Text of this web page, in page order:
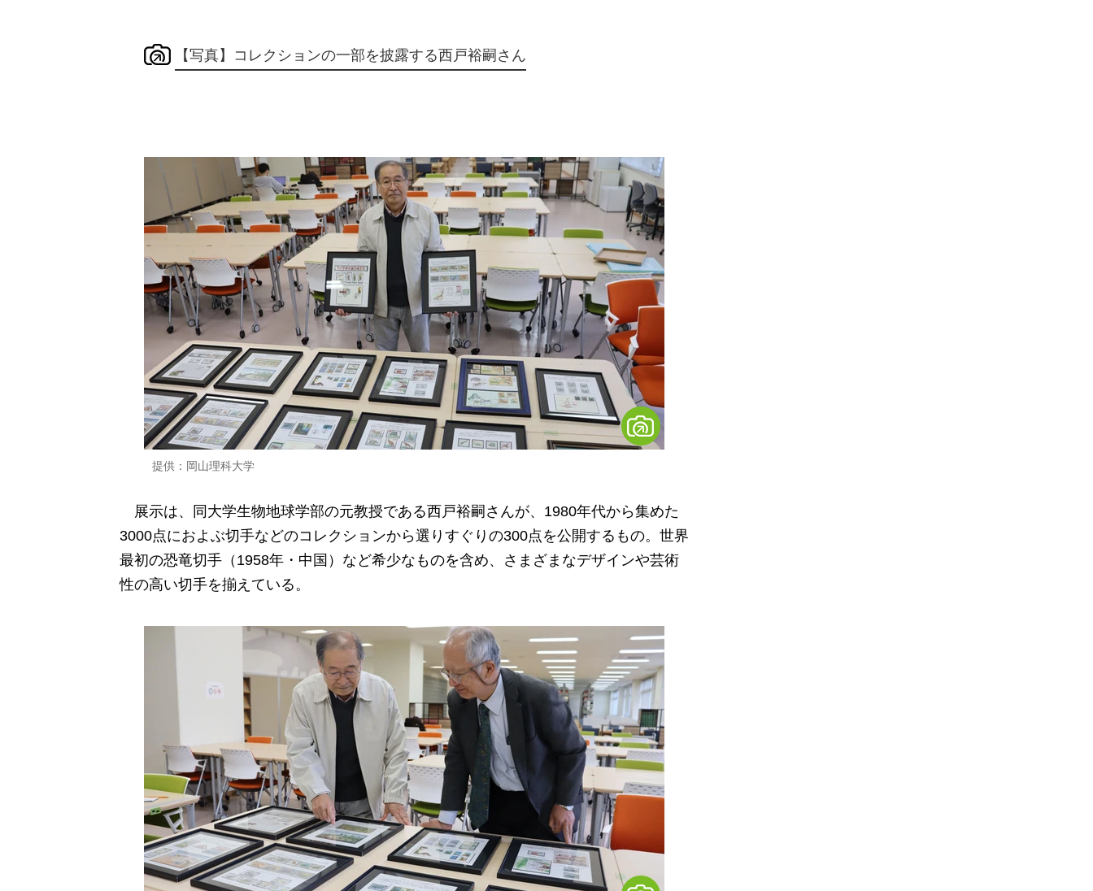
【写真】コレクションの一部を披露する西戸裕嗣さん
提供：岡山理科大学
展示は、同大学生物地球学部の元教授である西戸裕嗣さんが、1980年代から集めた
3000点におよぶ切手などのコレクションから選りすぐりの300点を公開するもの。世界
最初の恐竜切手（1958年・中国）など希少なものを含め、さまざまなデザインや芸術
性の高い切手を揃えている。